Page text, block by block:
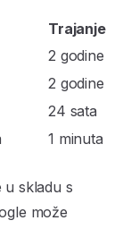
Trajanje
2 godine
2 godine
24 sata
1 minuta
u skladu s
može